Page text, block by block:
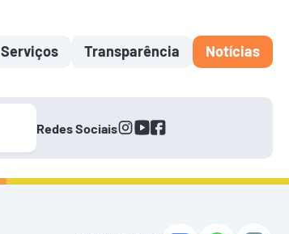
Serviços Transparência Notícias
Redes Sociaisinstagram
youtube
facebook